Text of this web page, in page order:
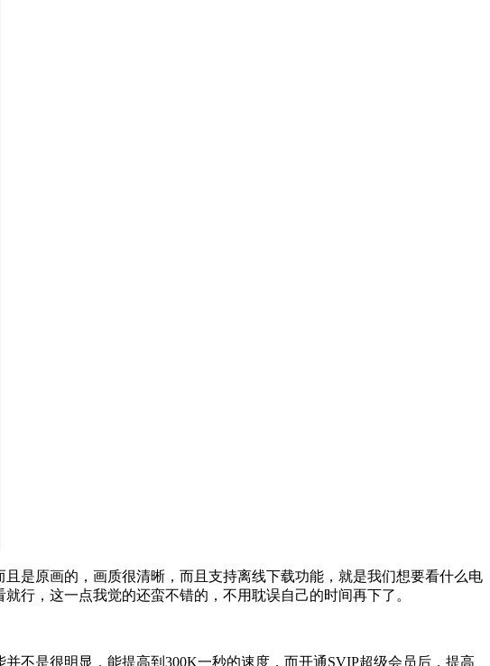
是原画的，画质很清晰，而且支持离线下载功能，就是我们想要看什么电
行，这一点我觉的还蛮不错的，不用耽误自己的时间再下了。
不是很明显，能提高到300K一秒的速度，而开通SVIP超级会员后，提高